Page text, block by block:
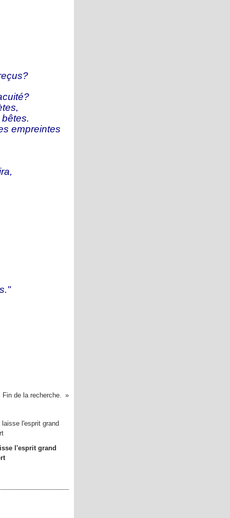
empreintes
Fin de la recherche.
l'esprit grand